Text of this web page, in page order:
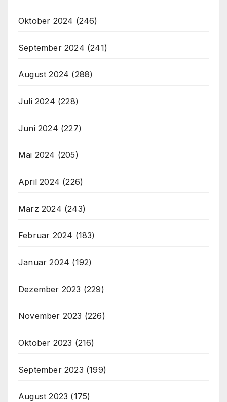
Oktober 2024 (246)
September 2024 (241)
August 2024 (288)
Juli 2024 (228)
Juni 2024 (227)
Mai 2024 (205)
April 2024 (226)
März 2024 (243)
Februar 2024 (183)
Januar 2024 (192)
Dezember 2023 (229)
November 2023 (226)
Oktober 2023 (216)
September 2023 (199)
August 2023 (175)